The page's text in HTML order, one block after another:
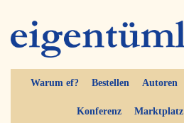
Warum ef? Bestellen Autoren
Konferenz Marktplatz